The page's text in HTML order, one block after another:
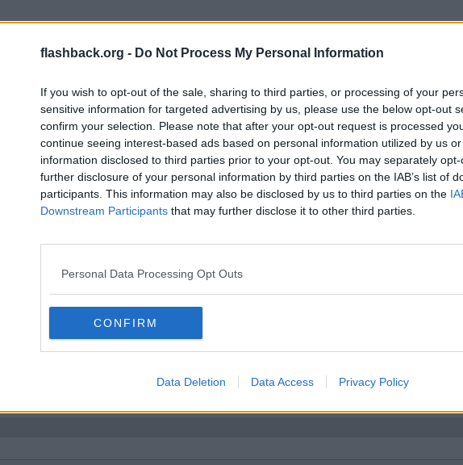
flashback.org - Do Not Process My Personal Information
If you wish to opt-out of the sale, sharing to third parties, or processing of your
sensitive information for targeted advertising by us, please use the below opt-out
confirm your selection. Please note that after your opt-out request is processed
continue seeing interest-based ads based on personal information utilized by us
information disclosed to third parties prior to your opt-out. You may separately
further disclosure of your personal information by third parties on the IAB’s list of
participants. This information may also be disclosed by us to third parties on the
Downstream Participants that may further disclose it to other third parties.
Personal Data Processing Opt Outs
CONFIRM
Data Deletion Data Access Privacy Policy
av
tänkt att åka på en ”festresa” i sommar, helst på bargator eller liknande. Problemet
frodas i sånt. Vet ni någon bra resemål för att göra en sådan här resa utan att
heller. Som att välja mellan pest eller kolera.
ett ställe dit inga WTs av någon sort åker. Annars kommer du bara bli besviken. Är det
eller nått annat.
nått billigt festställe.
01-05 kl. 12:36.
vad fan ska ni undvika dem för? mesiga jävla svenne.
turistgruppen, tätt följd av kineser. och det här säger jag i egenskap av neutral i
tänkt kalla mig x, y eller z kan HÅLLA TRUT.